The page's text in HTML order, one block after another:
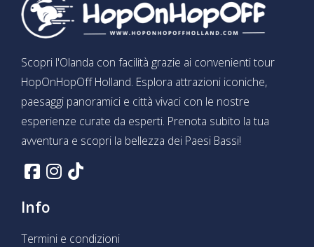
Scopri l'Olanda con facilità grazie ai convenienti tour
HopOnHopOff Holland. Esplora attrazioni iconiche,
paesaggi panoramici e città vivaci con le nostre
esperienze curate da esperti. Prenota subito la tua
avventura e scopri la bellezza dei Paesi Bassi!
Info
Termini e condizioni